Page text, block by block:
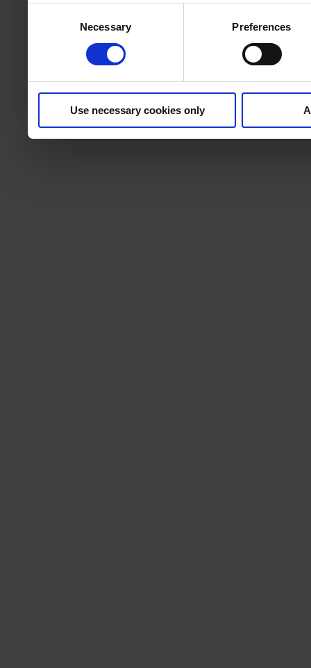
services.
Necessary Preferences
Use necessary cookies only